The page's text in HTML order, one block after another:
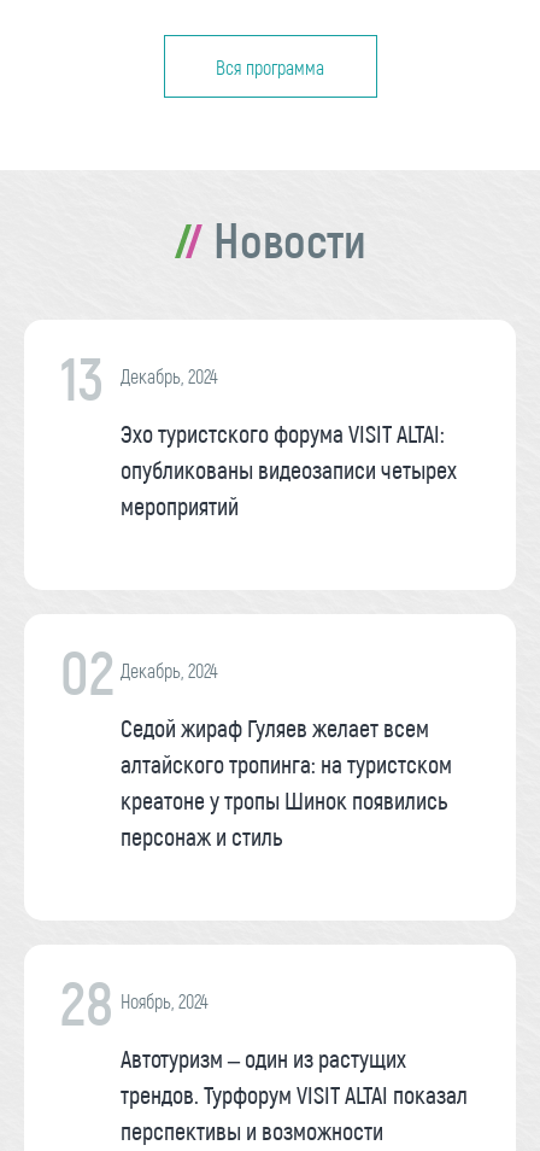
Вся программа
Новости
13 Декабрь, 2024
Эхо туристского форума VISIT ALTAI:
опубликованы видеозаписи четырех
мероприятий
02 Декабрь, 2024
Седой жираф Гуляев желает всем
алтайского тропинга: на туристском
креатоне у тропы Шинок появились
персонаж и стиль
28 Ноябрь, 2024
Автотуризм – один из растущих
трендов. Турфорум VISIT ALTAI показал
перспективы и возможности